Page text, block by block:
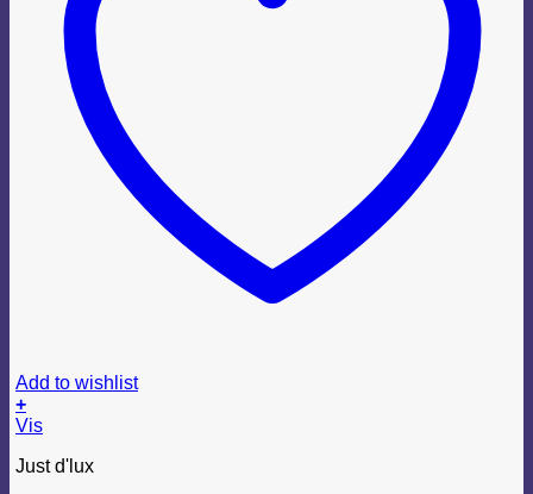
Add to wishlist
+
Vis
Just d'lux